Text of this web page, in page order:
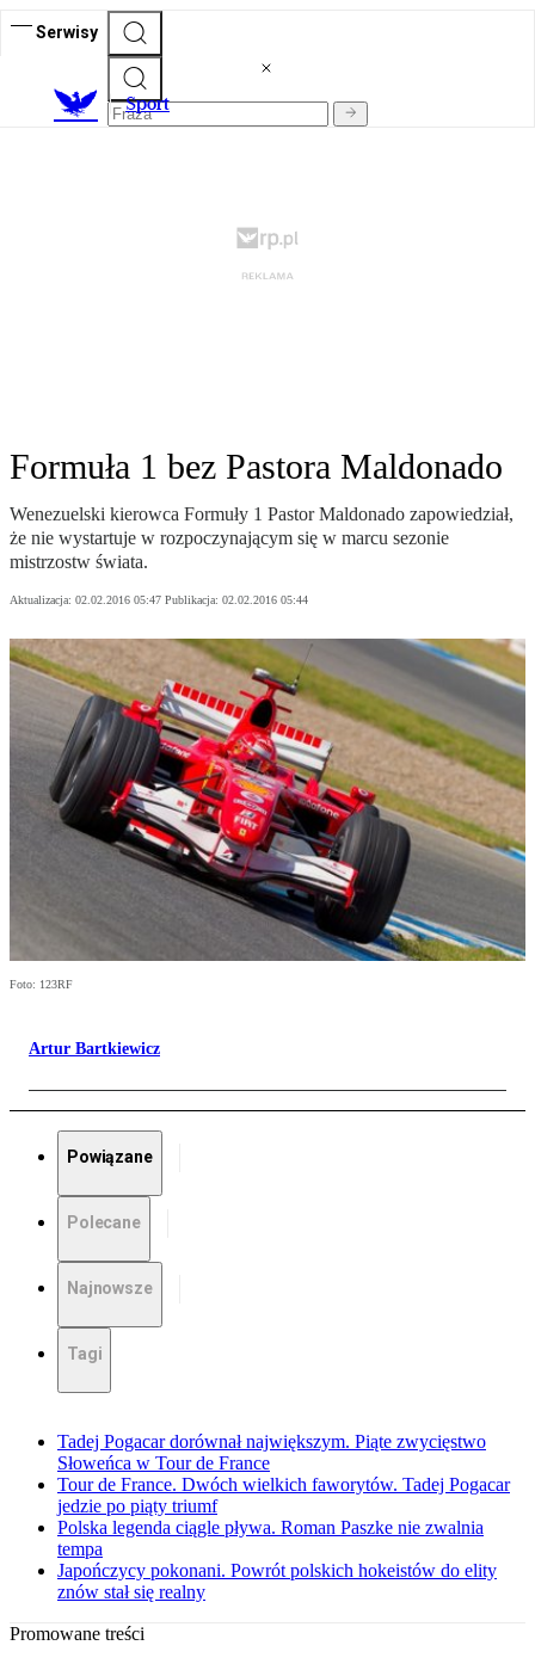
Serwisy
Sport
Formuła 1 bez Pastora Maldonado
Wenezuelski kierowca Formuły 1 Pastor Maldonado zapowiedział,
że nie wystartuje w rozpoczynającym się w marcu sezonie
mistrzostw świata.
Aktualizacja: 02.02.2016 05:47 Publikacja: 02.02.2016 05:44
Foto: 123RF
Artur Bartkiewicz
Powiązane
Polecane
Najnowsze
Tagi
Tadej Pogacar dorównał największym. Piąte zwycięstwo
Słoweńca w Tour de France
Tour de France. Dwóch wielkich faworytów. Tadej Pogacar
jedzie po piąty triumf
Polska legenda ciągle pływa. Roman Paszke nie zwalnia
tempa
Japończycy pokonani. Powrót polskich hokeistów do elity
znów stał się realny
Promowane treści